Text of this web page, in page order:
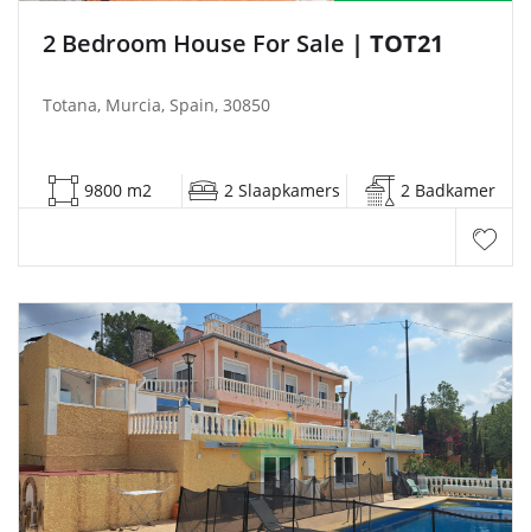
2 Bedroom House For Sale | TOT21
Totana, Murcia, Spain, 30850
9800 m2 2 Slaapkamers 2 Badkamer